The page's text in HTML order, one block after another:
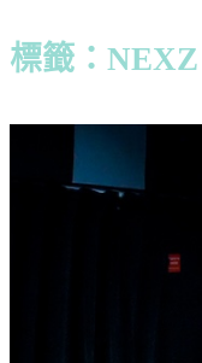
標籤：NEXZ